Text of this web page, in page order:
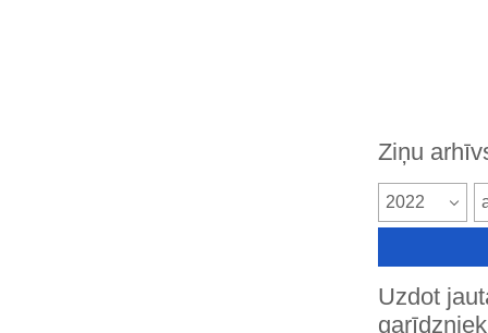
Ziņu
2022
Uzdot